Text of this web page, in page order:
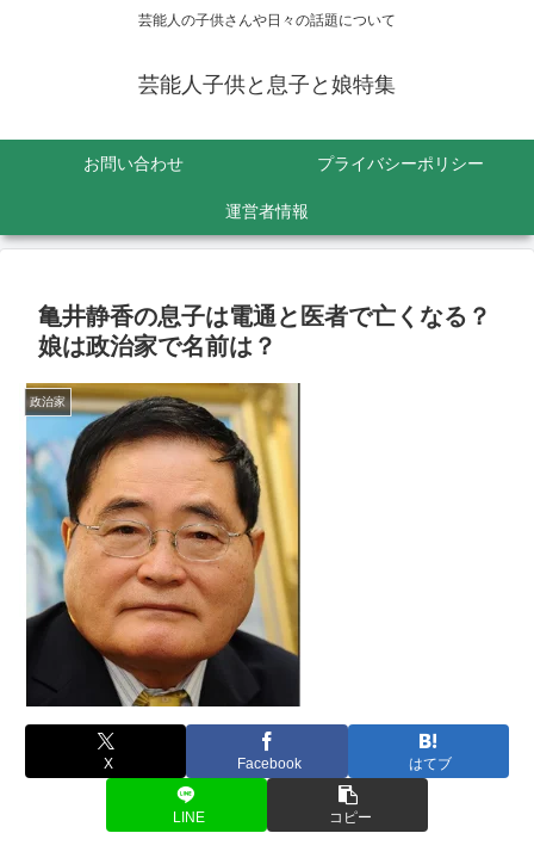
芸能人の子供さんや日々の話題について
芸能人子供と息子と娘特集
お問い合わせ プライバシーポリシー
運営者情報
亀井静香の息子は電通と医者で亡くなる？
娘は政治家で名前は？
政治家
X Facebook はてブ
LINE コピー